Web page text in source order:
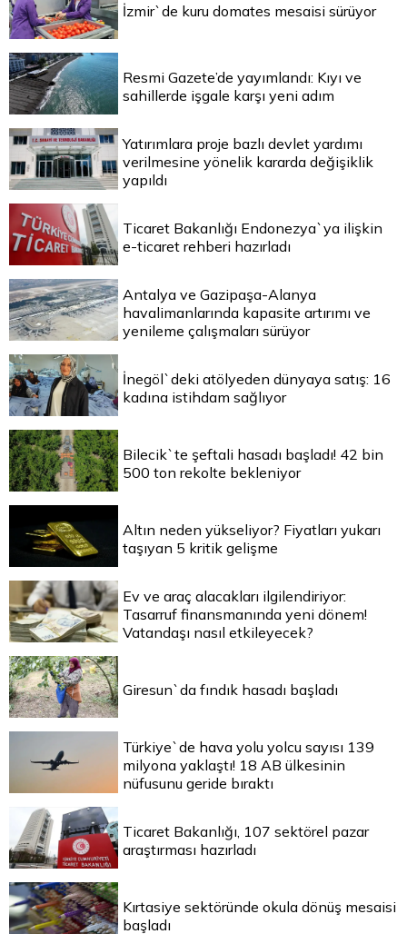
İzmir`de kuru domates mesaisi sürüyor
Resmi Gazete’de yayımlandı: Kıyı ve
sahillerde işgale karşı yeni adım
Yatırımlara proje bazlı devlet yardımı
verilmesine yönelik kararda değişiklik
yapıldı
Ticaret Bakanlığı Endonezya`ya ilişkin
e-ticaret rehberi hazırladı
Antalya ve Gazipaşa-Alanya
havalimanlarında kapasite artırımı ve
yenileme çalışmaları sürüyor
İnegöl`deki atölyeden dünyaya satış: 16
kadına istihdam sağlıyor
Bilecik`te şeftali hasadı başladı! 42 bin
500 ton rekolte bekleniyor
Altın neden yükseliyor? Fiyatları yukarı
taşıyan 5 kritik gelişme
Ev ve araç alacakları ilgilendiriyor:
Tasarruf finansmanında yeni dönem!
Vatandaşı nasıl etkileyecek?
Giresun`da fındık hasadı başladı
Türkiye`de hava yolu yolcu sayısı 139
milyona yaklaştı! 18 AB ülkesinin
nüfusunu geride bıraktı
Ticaret Bakanlığı, 107 sektörel pazar
araştırması hazırladı
Kırtasiye sektöründe okula dönüş mesaisi
başladı